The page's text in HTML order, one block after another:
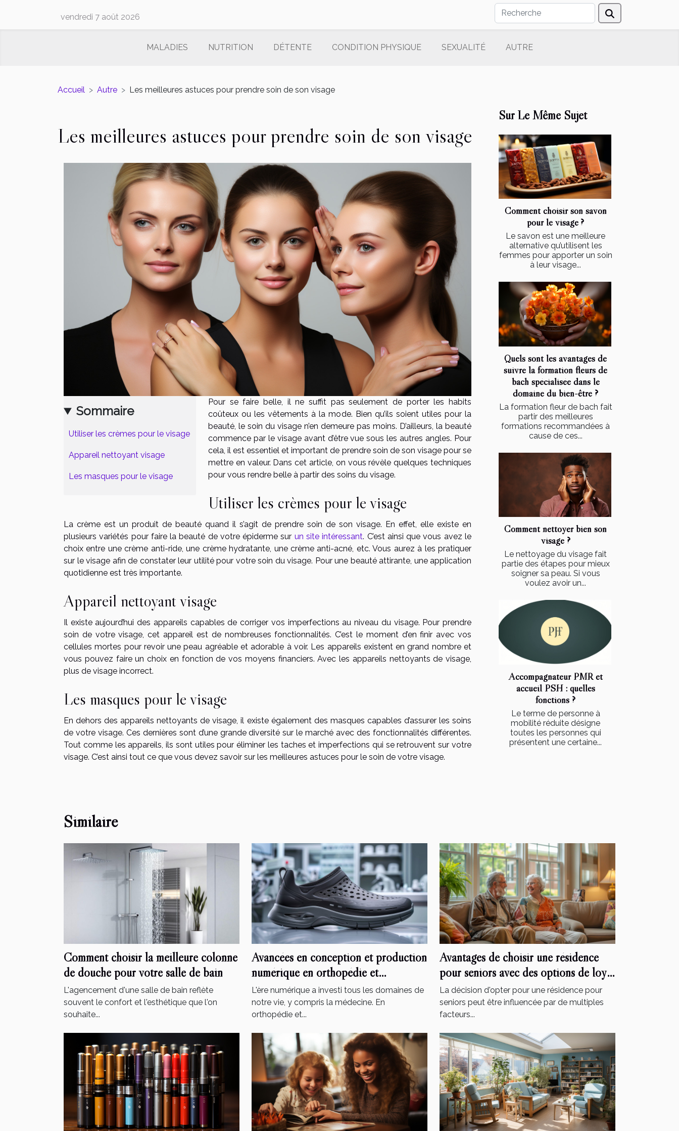
vendredi 7 août 2026
MALADIES NUTRITION DÉTENTE CONDITION PHYSIQUE SEXUALITÉ AUTRE
Accueil Autre Les meilleures astuces pour prendre soin de son visage
Les meilleures astuces pour prendre soin de son visage
Sommaire
Utiliser les crèmes pour le visage
Appareil nettoyant visage
Les masques pour le visage
Pour se faire belle, il ne suffit pas seulement de porter les habits
coûteux ou les vêtements à la mode. Bien qu’ils soient utiles pour la
beauté, le soin du visage n’en demeure pas moins. D’ailleurs, la beauté
commence par le visage avant d’être vue sous les autres angles. Pour
cela, il est essentiel et important de prendre soin de son visage pour se
mettre en valeur. Dans cet article, on vous révèle quelques techniques
pour vous rendre belle à partir des soins du visage.
Utiliser les crèmes pour le visage
La crème est un produit de beauté quand il s’agit de prendre soin de son visage. En effet, elle existe en
plusieurs variétés pour faire la beauté de votre épiderme sur un site intéressant. C’est ainsi que vous avez le
choix entre une crème anti-ride, une crème hydratante, une crème anti-acné, etc. Vous aurez à les pratiquer
sur le visage afin de constater leur utilité pour votre soin du visage. Pour une beauté attirante, une application
quotidienne est très importante.
Appareil nettoyant visage
Il existe aujourd’hui des appareils capables de corriger vos imperfections au niveau du visage. Pour prendre
soin de votre visage, cet appareil est de nombreuses fonctionnalités. C’est le moment d’en finir avec vos
cellules mortes pour revoir une peau agréable et adorable à voir. Les appareils existent en grand nombre et
vous pouvez faire un choix en fonction de vos moyens financiers. Avec les appareils nettoyants de visage,
plus de visage incorrect.
Les masques pour le visage
En dehors des appareils nettoyants de visage, il existe également des masques capables d’assurer les soins
de votre visage. Ces dernières sont d’une grande diversité sur le marché avec des fonctionnalités différentes.
Tout comme les appareils, ils sont utiles pour éliminer les taches et imperfections qui se retrouvent sur votre
visage. C’est ainsi tout ce que vous devez savoir sur les meilleures astuces pour le soin de votre visage.
Sur Le Même Sujet
Comment choisir son savon
pour le visage ?
Le savon est une meilleure
alternative qu’utilisent les
femmes pour apporter un soin
à leur visage...
Quels sont les avantages de
suivre la formation fleurs de
bach spécialisée dans le
domaine du bien-être ?
La formation fleur de bach fait
partir des meilleures
formations recommandées à
cause de ces...
Comment nettoyer bien son
visage ?
Le nettoyage du visage fait
partie des étapes pour mieux
soigner sa peau. Si vous
voulez avoir un...
Accompagnateur PMR et
accueil PSH : quelles
fonctions ?
Le terme de personne à
mobilité réduite désigne
toutes les personnes qui
présentent une certaine...
Similaire
Comment choisir la meilleure colonne
de douche pour votre salle de bain
L'agencement d'une salle de bain reflète
souvent le confort et l'esthétique que l'on
souhaite...
Avancées en conception et production
numérique en orthopédie et
podologie
L'ère numérique a investi tous les domaines de
notre vie, y compris la médecine. En
orthopédie et...
Avantages de choisir une résidence
pour seniors avec des options de loyer
modéré et des services inclus
La décision d'opter pour une résidence pour
seniors peut être influencée par de multiples
facteurs...